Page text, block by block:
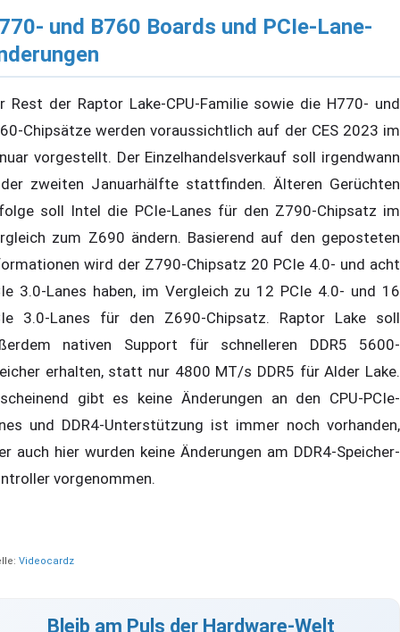
und B760 Boards und PCIe-Lane-
Rest der Raptor Lake-CPU-Familie sowie die H770- und
Chipsätze werden voraussichtlich auf der CES 2023 im
vorgestellt. Der Einzelhandelsverkauf soll irgendwann
zweiten Januarhälfte stattfinden. Älteren Gerüchten
soll Intel die PCIe-Lanes für den Z790-Chipsatz im
zum Z690 ändern. Basierend auf den geposteten
wird der Z790-Chipsatz 20 PCIe 4.0- und acht
3.0-Lanes haben, im Vergleich zu 12 PCIe 4.0- und 16
3.0-Lanes für den Z690-Chipsatz. Raptor Lake soll
nativen Support für schnelleren DDR5 5600-
erhalten, statt nur 4800 MT/s DDR5 für Alder Lake.
gibt es keine Änderungen an den CPU-PCIe-
und DDR4-Unterstützung ist immer noch vorhanden,
auch hier wurden keine Änderungen am DDR4-Speicher-
vorgenommen.
Videocardz
Bleib am Puls der Hardware-Welt